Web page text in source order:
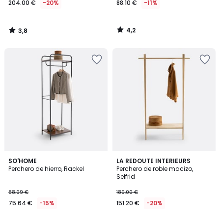
en
de
255.00
descuento
204.00 € -20%
3,8
/
88.10 € -11%
4,2
/
SO'HOME
Perchero de hierro, Rackel
88.99 €
75.64 € -15%
4
/
LA REDOUTE INTERIEURS
Perchero de roble macizo,
Selfrid
189.00 €
151.20 € -20%
4,5
/ 5